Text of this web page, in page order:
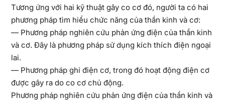
Tương ứng với hai kỹ thuật gây co cơ đó, người ta có hai
phương pháp tìm hiểu chức năng của thần kinh và cơ:
— Phương pháp nghiên cứu phản ứng điện của thần kinh
và cơ. Đây là phương pháp sử dụng kích thích điện ngoại
lai.
— Phương pháp ghi điện cơ, trong đó hoạt động điện cơ
được gây ra do co cơ chủ động.
Phương pháp nghiên cứu phản ứng điện của thần kinh và